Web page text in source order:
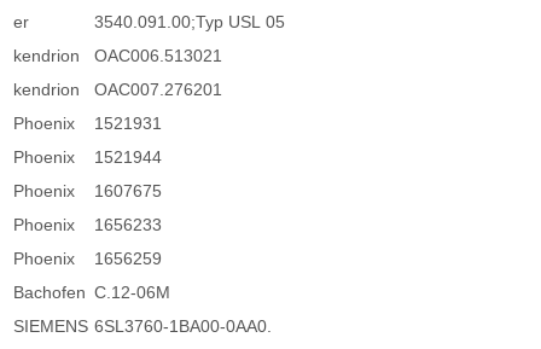
er
3540.091.00;Typ USL 05
kendrion
OAC006.513021
kendrion
OAC007.276201
Phoenix
1521931
Phoenix
1521944
Phoenix
1607675
Phoenix
1656233
Phoenix
1656259
Bachofen C.12-06M
SIEMENS 6SL3760-1BA00-0AA0.